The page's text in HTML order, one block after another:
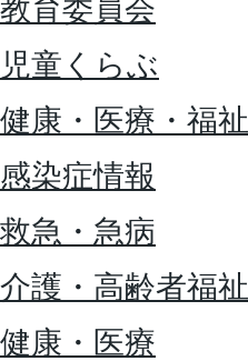
教育委員会
児童くらぶ
健康・医療・福祉
感染症情報
救急・急病
介護・高齢者福祉
健康・医療